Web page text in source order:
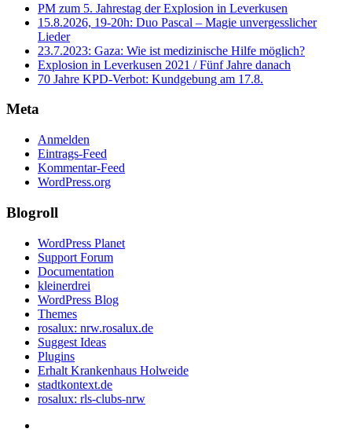
PM zum 5. Jahrestag der Explosion in Leverkusen
15.8.2026, 19-20h: Duo Pascal – Magie unvergesslicher
Lieder
23.7.2023: Gaza: Wie ist medizinische Hilfe möglich?
Explosion in Leverkusen 2021 / Fünf Jahre danach
70 Jahre KPD‑Verbot: Kundgebung am 17.8.
Meta
Anmelden
Eintrags-Feed
Kommentar-Feed
WordPress.org
Blogroll
WordPress Planet
Support Forum
Documentation
kleinerdrei
WordPress Blog
Themes
rosalux: nrw.rosalux.de
Suggest Ideas
Plugins
Erhalt Krankenhaus Holweide
stadtkontext.de
rosalux: rls-clubs-nrw